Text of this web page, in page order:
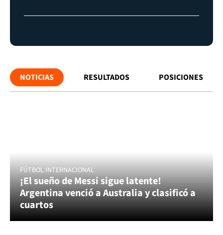
NOTICIAS RESULTADOS POSICIONES
FÚTBOL INTERNACIONAL
¡El sueño de Messi sigue latente!
Argentina venció a Australia y clasificó a
cuartos